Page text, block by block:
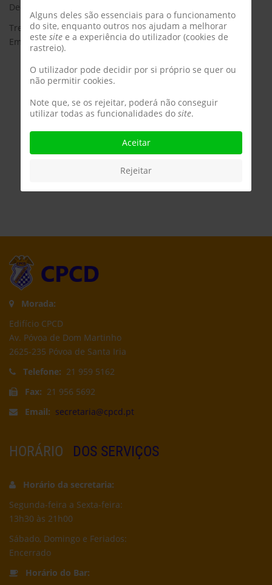
Dedicação ⚽
Treinador Estagiário
Emanuel Santos
Morada:
Edifício CPCD
Av. Póvoa de Dom Martinho
2625-235 Póvoa de Santa Iria
Telefone: 21 959 5162
Fax: 21 956 5692
Email: secretaria@cpcd.pt
HORÁRIO DOS SERVIÇOS
Horário da secretaria:
Segunda-feira a Sexta-feira:
13h30 às 21h00
Sábado, Domingo e Feriados:
Encerrado
Horário do Bar:
Alguns deles são essenciais para o funcionamento
do site, enquanto outros nos ajudam a melhorar
este site e a experiência do utilizador (cookies de
rastreio).
O utilizador pode decidir por si próprio se quer ou
não permitir cookies.
Note que, se os rejeitar, poderá não conseguir
utilizar todas as funcionalidades do site.
Aceitar
Rejeitar